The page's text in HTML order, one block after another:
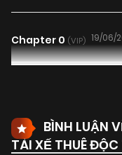
Chapter 0 (VIP) 19/06/
BÌNH LUẬN
TÀI XẾ THUÊ